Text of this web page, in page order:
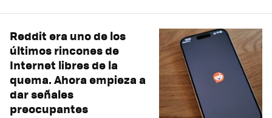
Reddit era uno de los
últimos rincones de
Internet libres de la
quema. Ahora empieza a
dar señales
preocupantes